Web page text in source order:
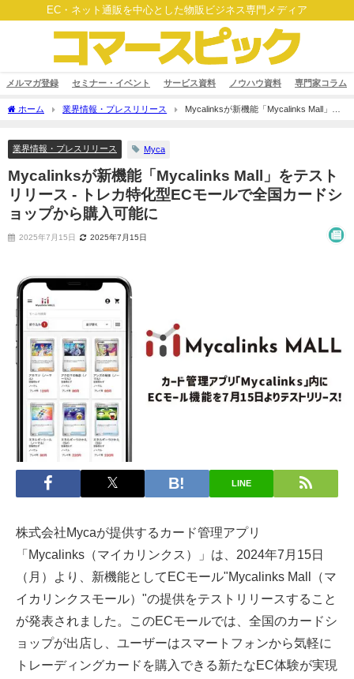
EC・ネット通販を中心とした物販ビジネス専門メディア
メルマガ登録 セミナー・イベント サービス資料 ノウハウ資料 専門家コラム
ホーム 業界情報・プレスリリース
Mycalinksが新機能「Mycalinks Mall」を
業界情報・プレスリリース Myca
Mycalinksが新機能「Mycalinks Mall」をテスト
リリース - トレカ特化型ECモールで全国カードシ
ョップから購入可能に
2025年7月15日 2025年7月15日
LINE
株式会社Mycaが提供するカード管理アプリ
「Mycalinks（マイカリンクス）」は、2024年7月15日
（月）より、新機能としてECモール"Mycalinks Mall（マ
イカリンクスモール）"の提供をテストリリースすること
が発表されました。このECモールでは、全国のカードシ
ョップが出店し、ユーザーはスマートフォンから気軽に
トレーディングカードを購入できる新たなEC体験が実現